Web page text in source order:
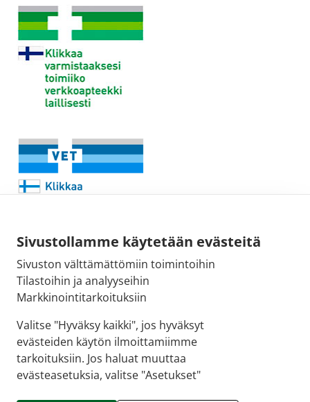
Sivustollamme käytetään evästeitä
Sivuston välttämättömiin toimintoihin
Tilastoihin ja analyyseihin
Markkinointitarkoituksiin
Valitse "Hyväksy kaikki", jos hyväksyt
evästeiden käytön ilmoittamiimme
tarkoituksiin. Jos haluat muuttaa
evästeasetuksia, valitse "Asetukset"
Sähköpostiosoite:
kirjaamo@fimea.fi
Fimean vaihde:
029 522 3341